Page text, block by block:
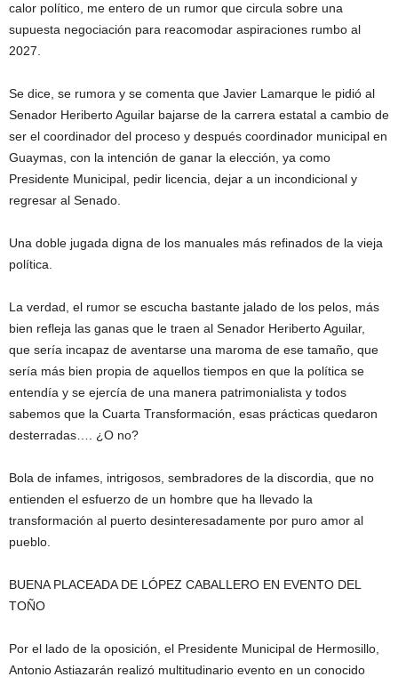
calor político, me entero de un rumor que circula sobre una
supuesta negociación para reacomodar aspiraciones rumbo al
2027.
Se dice, se rumora y se comenta que Javier Lamarque le pidió al
Senador Heriberto Aguilar bajarse de la carrera estatal a cambio de
ser el coordinador del proceso y después coordinador municipal en
Guaymas, con la intención de ganar la elección, ya como
Presidente Municipal, pedir licencia, dejar a un incondicional y
regresar al Senado.
Una doble jugada digna de los manuales más refinados de la vieja
política.
La verdad, el rumor se escucha bastante jalado de los pelos, más
bien refleja las ganas que le traen al Senador Heriberto Aguilar,
que sería incapaz de aventarse una maroma de ese tamaño, que
sería más bien propia de aquellos tiempos en que la política se
entendía y se ejercía de una manera patrimonialista y todos
sabemos que la Cuarta Transformación, esas prácticas quedaron
desterradas…. ¿O no?
Bola de infames, intrigosos, sembradores de la discordia, que no
entienden el esfuerzo de un hombre que ha llevado la
transformación al puerto desinteresadamente por puro amor al
pueblo.
BUENA PLACEADA DE LÓPEZ CABALLERO EN EVENTO DEL
TOÑO
Por el lado de la oposición, el Presidente Municipal de Hermosillo,
Antonio Astiazarán realizó multitudinario evento en un conocido